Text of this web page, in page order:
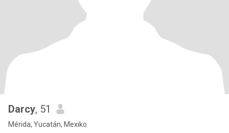
Darcy, 51
Mérida, Yucatán, Mexiko